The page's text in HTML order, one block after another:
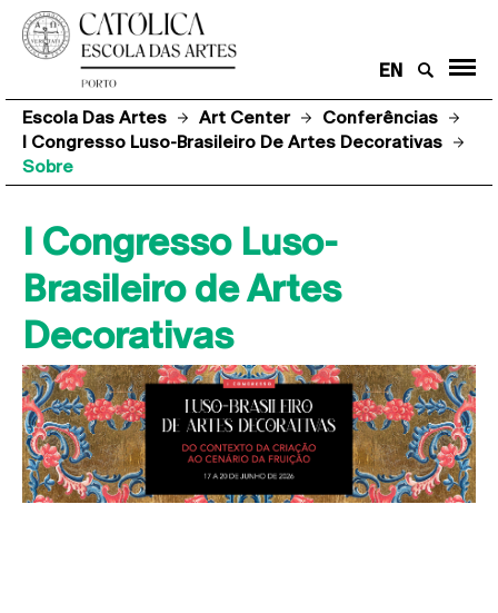
EN
Escola Das Artes Art Center
Conferências
I Congresso Luso-Brasileiro De Artes Decorativas
Sobre
I Congresso Luso-
Brasileiro de Artes
Decorativas